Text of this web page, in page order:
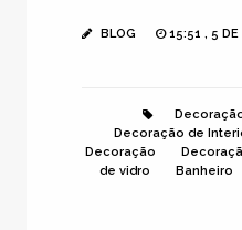
BLOG 15:51 , 5 DE
Decoração de
Decoração
de vidro
Banheiro